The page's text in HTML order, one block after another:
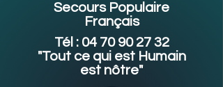
Secours Populaire
Français
Tél : 04 70 90 27 32
"Tout ce qui est Humain
est nôtre"